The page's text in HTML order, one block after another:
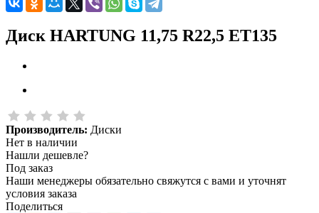
Диск HARTUNG 11,75 R22,5 ET135
Производитель: Диски
Нет в наличии
Нашли дешевле?
Под заказ
Наши менеджеры обязательно свяжутся с вами и уточнят
условия заказа
Поделиться